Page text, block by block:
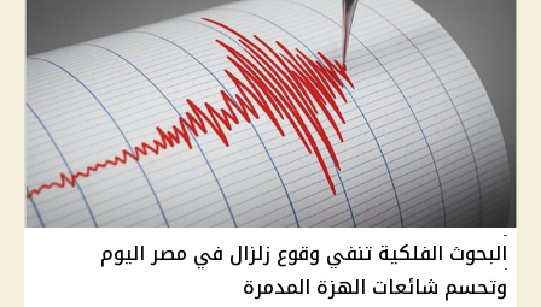
البحوث الفلكية تنفي وقوع زلزال في مصر اليوم
وتحسم شائعات الهزة المدمرة